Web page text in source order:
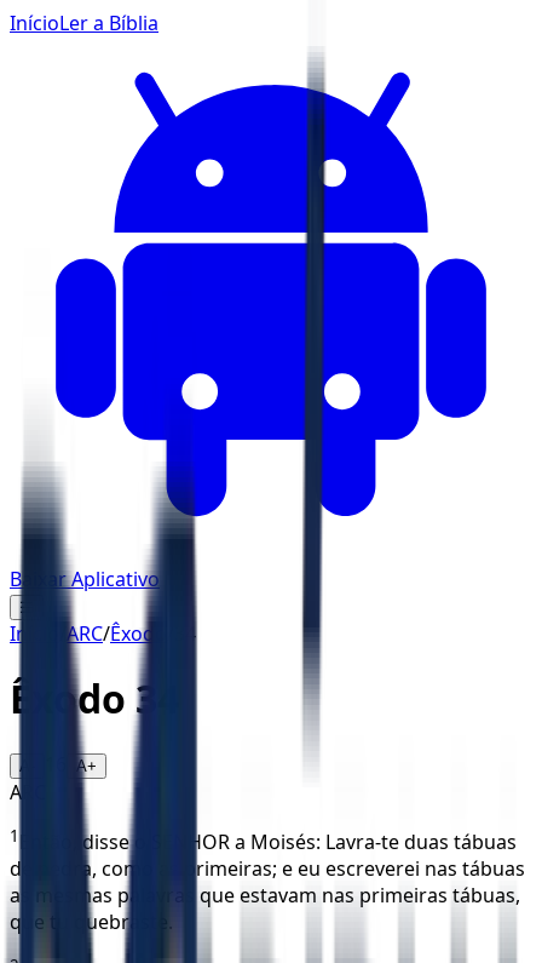
InícioLer a Bíblia
Baixar Aplicativo
☰
Início ARC/Êxodo 34
Êxodo 34
A- A+
ARC
1
Então, disse o SENHOR a Moisés: Lavra-te duas tábuas
de pedra, como as primeiras; e eu escreverei nas tábuas
as mesmas palavras que estavam nas primeiras tábuas,
que tu quebraste.